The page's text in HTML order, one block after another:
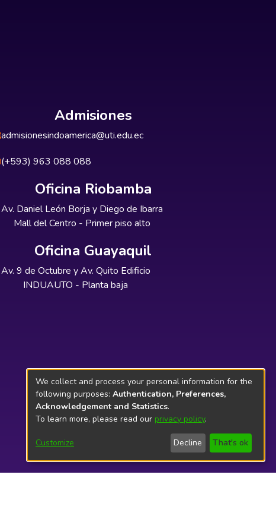
Admisiones
admisionesindoamerica@uti.edu.ec
(+593) 963 088 088
Oficina Riobamba
Av. Daniel León Borja y Diego de Ibarra
Mall del Centro - Primer piso alto
Oficina Guayaquil
Av. 9 de Octubre y Av. Quito Edificio
INDUAUTO - Planta baja
We collect and process your personal information for the
following purposes: Authentication, Preferences,
Acknowledgement and Statistics.
To learn more, please read our privacy policy.
Customize Decline That's ok